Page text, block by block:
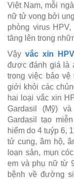
Việt Nam, mỗi
nữ tử vong bởi
phòng virus
tăng lên trong
Vậyvắc xin HPV
được đánh giá là
trong việc bảo
giới khỏi các
hai loại vắc xin
Gardasil (Mỹ)
Gardasil tạo
hiểm do 4 tuýp 6,
tử cung, âm hộ,
loạn sản, mụn
em và phụ nữ từ
bệnh về đường